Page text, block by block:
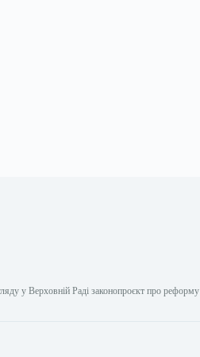
у Верховній Раді законопроєкт про реформу